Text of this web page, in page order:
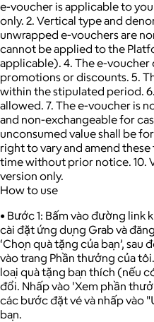
e-voucher is applicable to
only. 2. Vertical type and
unwrapped e-vouchers are
cannot be applied to the
applicable). 4. The e-
promotions or discounts. 5.
within the stipulated period.
allowed. 7. The e-voucher is
and non-exchangeable for
unconsumed value shall be
right to vary and amend
time without prior notice. 10.
version only.
How to use
• Bước 1: Bấm vào đường link
cài đặt ứng dụng Grab và
‘Chọn quà tặng của bạn’,
vào trang Phần thưởng của
loại quà tặng bạn thích (nếu
đổi. Nhấp vào 'Xem phần
các bước đặt vé và nhấp vào
bạn.